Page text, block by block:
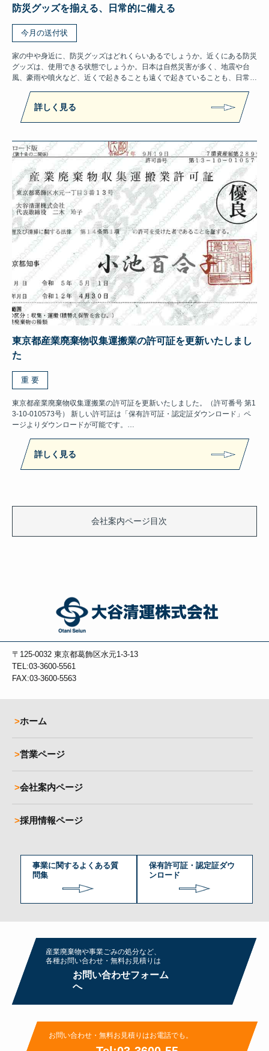
防災グッズを揃える、日常的に備える
今月の送付状
家の中や身近に、防災グッズはどれくらいあるでしょうか。近くにある防災
グッズは、使用できる状態でしょうか。日本は自然災害が多く、地震や台
風、豪雨や噴火など、近くで起きることも遠くで起きていることも、日常…
詳しく見る
東京都産業廃棄物収集運搬業の許可証を更新いたしまし
た
重 要
東京都産業廃棄物収集運搬業の許可証を更新いたしました。（許可番号 第1
3-10-010573号） 新しい許可証は「保有許可証・認定証ダウンロード」ペ
ージよりダウンロードが可能です。…
詳しく見る
会社案内ページ目次
〒125-0032 東京都葛飾区水元1-3-13
TEL:03-3600-5561
FAX:03-3600-5563
ホーム
営業ページ
会社案内ページ
採用情報ページ
事業に関するよくある質
問集
保有許可証・認定証ダウ
ンロード
産業廃棄物や事業ごみの処分など、
各種お問い合わせ・無料お⾒積りは
お問い合わせフォーム
へ
お問い合わせ・無料お⾒積りはお電話でも。